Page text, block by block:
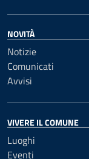
NOVITÀ
Notizie
Comunicati
Avvisi
VIVERE IL COMUNE
Luoghi
Eventi